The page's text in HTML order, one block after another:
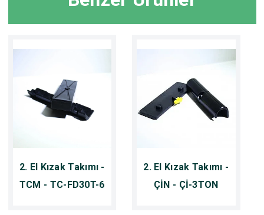
2. El Kızak Takımı -
TCM - TC-FD30T-6
2. El Kızak Takımı -
ÇİN - Çİ-3TON